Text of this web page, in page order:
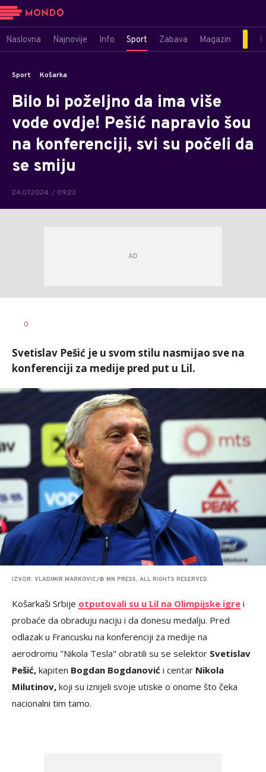
Naslovna Najnovije Info Sport Zabava Magazin
Sport Košarka
Bilo bi poželjno da ima više
vode ovdje! Pešić napravio šou
na konferenciji, svi su počeli da
se smiju
24.07.2024. / 09:23
AUTOR
0
Svetislav Pešić je u svom stilu nasmijao sve na
konferenciji za medije pred put u Lil.
IZVOR: VLADIMIR MARKOVIC/© MN PRESS, ALL RIGHTS RESERVED
Košarkaši Srbije otputovali su u Lil na Olimpijske igre i
probaće da obraduju naciju i da donesu medalju. Pred
odlazak u Francusku na konferenciji za medije na
aerodromu "Nikola Tesla" obratili su se selektor Svetislav
Pešić, kapiten Bogdan Bogdanović i centar Nikola
Milutinov, koji su iznijeli svoje utiske o onome što čeka
nacionalni tim tamo.